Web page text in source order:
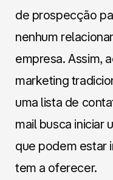
de prospecção
nenhum
empresa. Assim,
marketing
uma lista de
mail busca iniciar
que podem estar
tem a oferecer.